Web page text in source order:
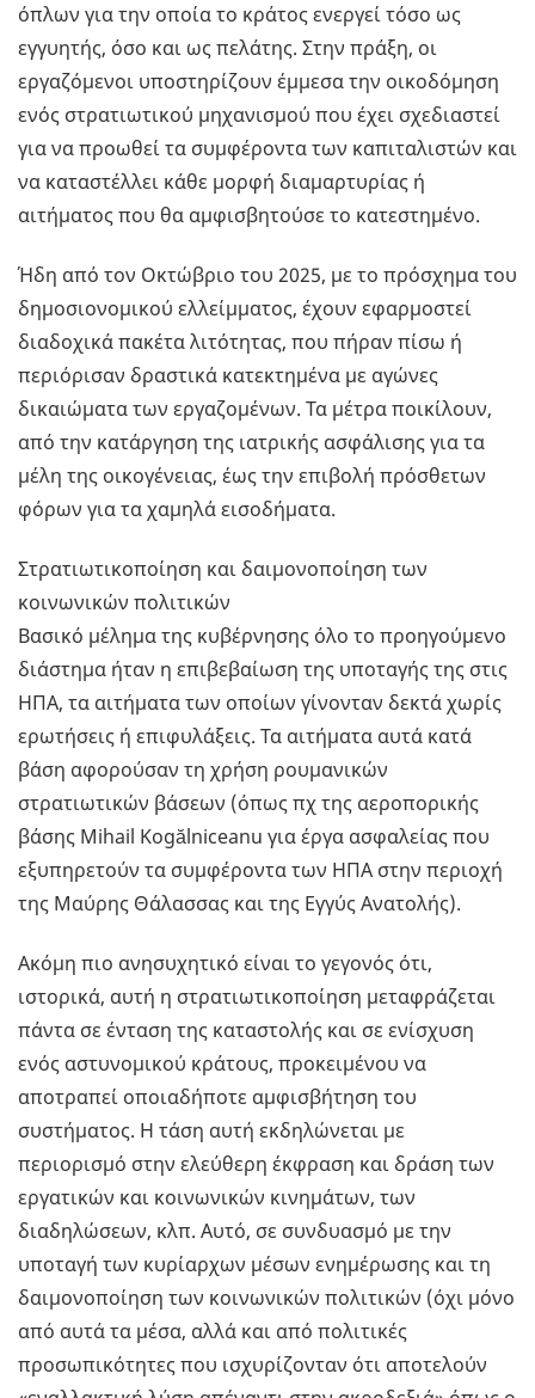
όπλων για την οποία το κράτος ενεργεί τόσο ως
εγγυητής, όσο και ως πελάτης. Στην πράξη, οι
εργαζόμενοι υποστηρίζουν έμμεσα την οικοδόμηση
ενός στρατιωτικού μηχανισμού που έχει σχεδιαστεί
για να προωθεί τα συμφέροντα των καπιταλιστών και
να καταστέλλει κάθε μορφή διαμαρτυρίας ή
αιτήματος που θα αμφισβητούσε το κατεστημένο.
Ήδη από τον Οκτώβριο του 2025, με το πρόσχημα του
δημοσιονομικού ελλείμματος, έχουν εφαρμοστεί
διαδοχικά πακέτα λιτότητας, που πήραν πίσω ή
περιόρισαν δραστικά κατεκτημένα με αγώνες
δικαιώματα των εργαζομένων. Τα μέτρα ποικίλουν,
από την κατάργηση της ιατρικής ασφάλισης για τα
μέλη της οικογένειας, έως την επιβολή πρόσθετων
φόρων για τα χαμηλά εισοδήματα.
Στρατιωτικοποίηση και δαιμονοποίηση των
κοινωνικών πολιτικών
Βασικό μέλημα της κυβέρνησης όλο το προηγούμενο
διάστημα ήταν η επιβεβαίωση της υποταγής της στις
ΗΠΑ, τα αιτήματα των οποίων γίνονταν δεκτά χωρίς
ερωτήσεις ή επιφυλάξεις. Τα αιτήματα αυτά κατά
βάση αφορούσαν τη χρήση ρουμανικών
στρατιωτικών βάσεων (όπως πχ της αεροπορικής
βάσης Mihail Kogălniceanu για έργα ασφαλείας που
εξυπηρετούν τα συμφέροντα των ΗΠΑ στην περιοχή
της Μαύρης Θάλασσας και της Εγγύς Ανατολής).
Ακόμη πιο ανησυχητικό είναι το γεγονός ότι,
ιστορικά, αυτή η στρατιωτικοποίηση μεταφράζεται
πάντα σε ένταση της καταστολής και σε ενίσχυση
ενός αστυνομικού κράτους, προκειμένου να
αποτραπεί οποιαδήποτε αμφισβήτηση του
συστήματος. Η τάση αυτή εκδηλώνεται με
περιορισμό στην ελεύθερη έκφραση και δράση των
εργατικών και κοινωνικών κινημάτων, των
διαδηλώσεων, κλπ. Αυτό, σε συνδυασμό με την
υποταγή των κυρίαρχων μέσων ενημέρωσης και τη
δαιμονοποίηση των κοινωνικών πολιτικών (όχι μόνο
από αυτά τα μέσα, αλλά και από πολιτικές
προσωπικότητες που ισχυρίζονταν ότι αποτελούν